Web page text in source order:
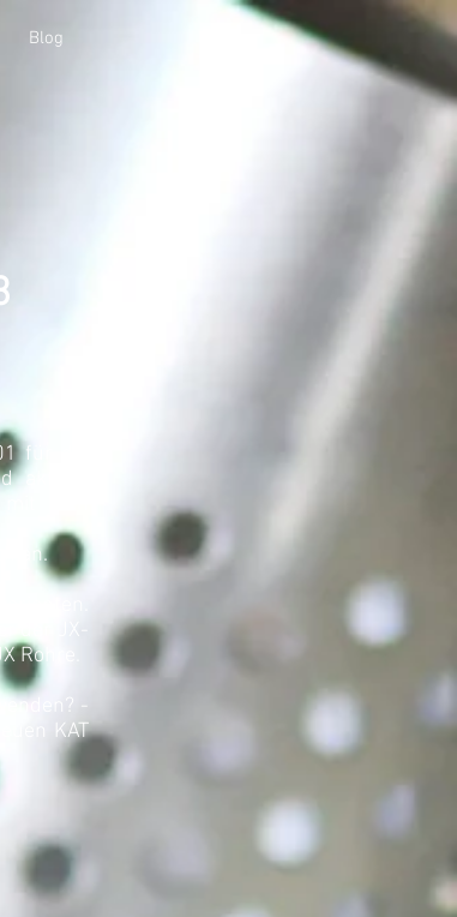
Blog
für die
aktuell
den
an.
der JX-
Rohre.
-
KAT